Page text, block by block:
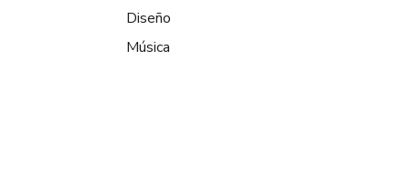
Diseño
Música